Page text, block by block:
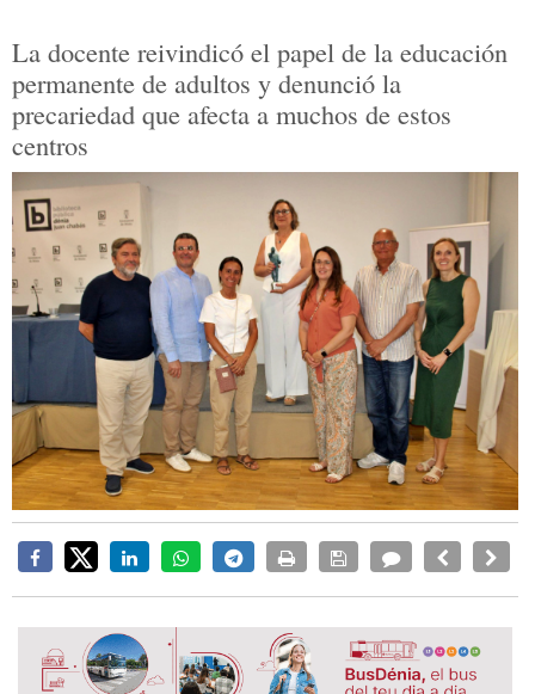
La docente reivindicó el papel de la educación
permanente de adultos y denunció la
precariedad que afecta a muchos de estos
centros